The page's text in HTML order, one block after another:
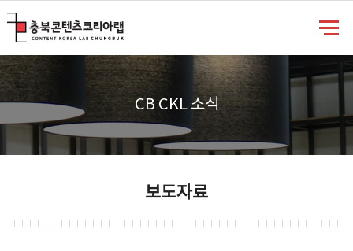
CB CKL 소식
보도자료